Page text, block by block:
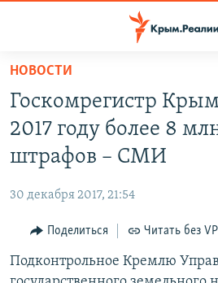
Вернуться
основному
содержанию
главной
навигации
Вернутся
поиску
СПЕЦПРОЕКТЫ
ГРУЗ 200
11 ЛЕТ ОККУПАЦИИ КРЫМА. 11
ЕЩЕ
ИНТЕРАКТИВ
ИНФОГРАФИКА
РАДІО СВОБОДА
КАК ОБОЙТИ БЛОКИРОВКУ
НОВОСТИ
Госкомрегистр
2017 году более 8
штрафов – СМИ
30 декабря 2017, 21:54
Поделиться Читать без
Подконтрольное Кремлю